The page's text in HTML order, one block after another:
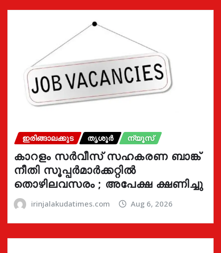
ഇരിങ്ങാലക്കുട തൃശൂർ ന്യൂസ്
കാറളം സർവീസ് സഹകരണ ബാങ്ക്
നീതി സൂപ്പർമാർക്കറ്റിൽ
തൊഴിലവസരം ; അപേക്ഷ ക്ഷണിച്ചു
irinjalakudatimes.com Aug 6, 2026